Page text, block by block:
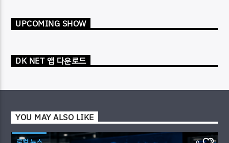
UPCOMING SHOW
DK NET 앱 다운로드
YOU MAY ALSO LIKE